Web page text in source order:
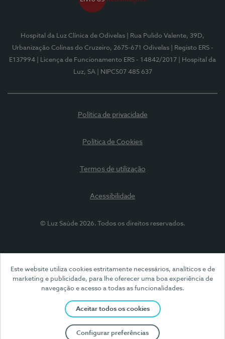
Este website utiliza cookies estritamente necessários, analíticos e de
marketing e publicidade, para lhe oferecer uma boa experiência de
navegação e acesso a todas as funcionalidades.
Aceitar todos os cookies
Configurar preferências
Hospital da Luz Clínica de Odivelas
| Rua Pulido Valente, 39D,
Urbanização Colinas do Cruzeiro, 2675-671 Odivelas
| Registo ERS -
E137994
| Licença de Funcionamento ERS - 14842/2017
| Hospital da
Luz, SA
| NIPC507 485 637
Política de privacidade
Política de Cookies
Termos de utilização
Acessibilidade
© Luz Saúde 2026. Todos os direitos reservados.